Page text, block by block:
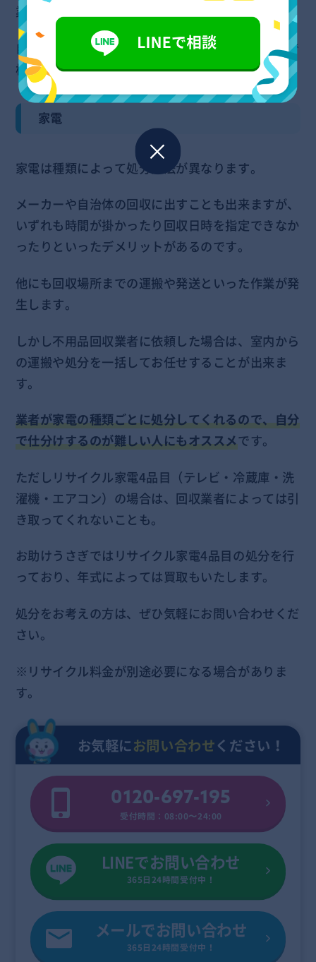
業者に回収を依頼するべき不用品を紹介します。
自分で処分するよりもスピーディーかつ、楽なので
検討してみてください。
家電
家電は種類によって処分方法が異なります。
メーカーや自治体の回収に出すことも出来ますが、
いずれも時間が掛かったり回収日時を指定できなか
ったりといったデメリットがあるのです。
他にも回収場所までの運搬や発送といった作業が発
生します。
しかし不用品回収業者に依頼した場合は、室内から
の運搬や処分を一括してお任せすることが出来ま
す。
業者が家電の種類ごとに処分してくれるので、自分
で仕分けするのが難しい人にもオススメです。
ただしリサイクル家電4品目（テレビ・冷蔵庫・洗
濯機・エアコン）の場合は、回収業者によっては引
き取ってくれないことも。
お助けうさぎではリサイクル家電4品目の処分を行
っており、年式によっては買取もいたします。
処分をお考えの方は、ぜひ気軽にお問い合わせくだ
さい。
※リサイクル料金が別途必要になる場合がありま
す。
お気軽にお問い合わせください！
0120-697-195
受付時間：08:00〜24:00
LINEでお問い合わせ
365日24時間受付中！
メールでお問い合わせ
365日24時間受付中！